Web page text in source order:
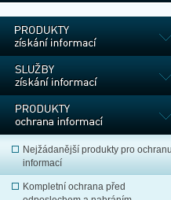
Nejžádanější produkty pro ochranu
informací
Kompletní ochrana před